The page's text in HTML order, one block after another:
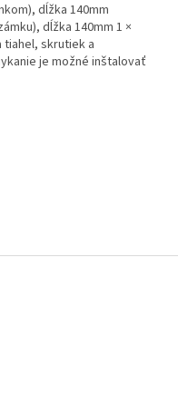
dĺžka 140mm
dĺžka 140mm 1 ×
tiahel, skrutiek a
je možné inštalovať